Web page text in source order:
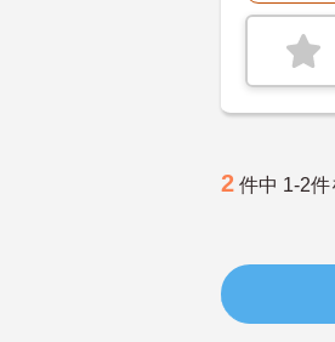
2 件中 1-2件